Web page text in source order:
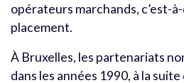
opérateurs marchands, c’est-
placement.
À Bruxelles, les partenariats
dans les années 1990, à la